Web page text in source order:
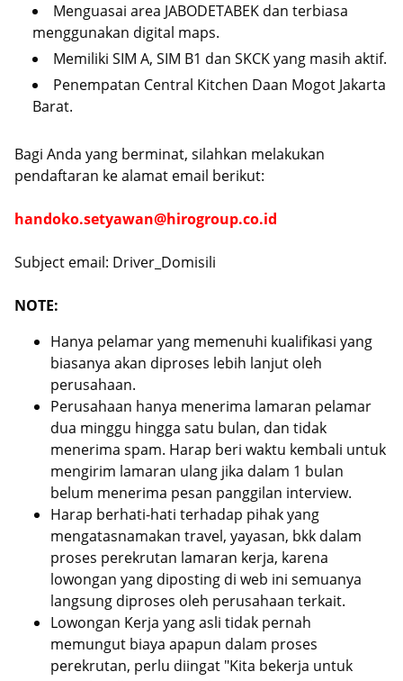
Menguasai area JABODETABEK dan terbiasa
menggunakan digital maps.
Memiliki SIM A, SIM B1 dan SKCK yang masih aktif.
Penempatan Central Kitchen Daan Mogot Jakarta
Barat.
Bagi Anda yang berminat, silahkan melakukan
pendaftaran ke alamat email berikut:
handoko.setyawan@hirogroup.co.id
Subject email: Driver_Domisili
NOTE:
Hanya pelamar yang memenuhi kualifikasi yang
biasanya akan diproses lebih lanjut oleh
perusahaan.
Perusahaan hanya menerima lamaran pelamar
dua minggu hingga satu bulan, dan tidak
menerima spam. Harap beri waktu kembali untuk
mengirim lamaran ulang jika dalam 1 bulan
belum menerima pesan panggilan interview.
Harap berhati-hati terhadap pihak yang
mengatasnamakan travel, yayasan, bkk dalam
proses perekrutan lamaran kerja, karena
lowongan yang diposting di web ini semuanya
langsung diproses oleh perusahaan terkait.
Lowongan Kerja yang asli tidak pernah
memungut biaya apapun dalam proses
perekrutan, perlu diingat "Kita bekerja untuk